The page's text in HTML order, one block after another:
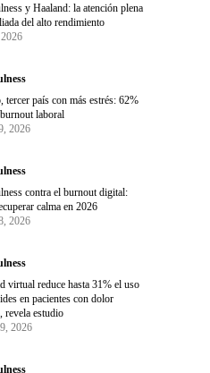
y Haaland: la atención plena
del alto rendimiento
tercer país con más estrés: 62%
laboral
2026
contra el burnout digital:
calma en 2026
2026
virtual reduce hasta 31% el uso
en pacientes con dolor
revela estudio
2026